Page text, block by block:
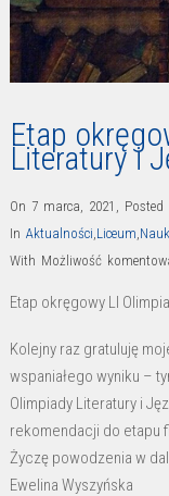
Etap
Literatury i
On 7 marca, 2021 Posted
In Aktualności Liceum
With Możliwość
Etap okręgowy LI
Kolejny raz gratuluję
wspaniałego wyniku –
Olimpiady Literatury i
rekomendacji do etapu
Życzę powodzenia w
Ewelina Wyszyńska